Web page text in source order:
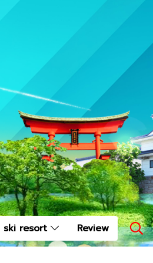
ski resort Review